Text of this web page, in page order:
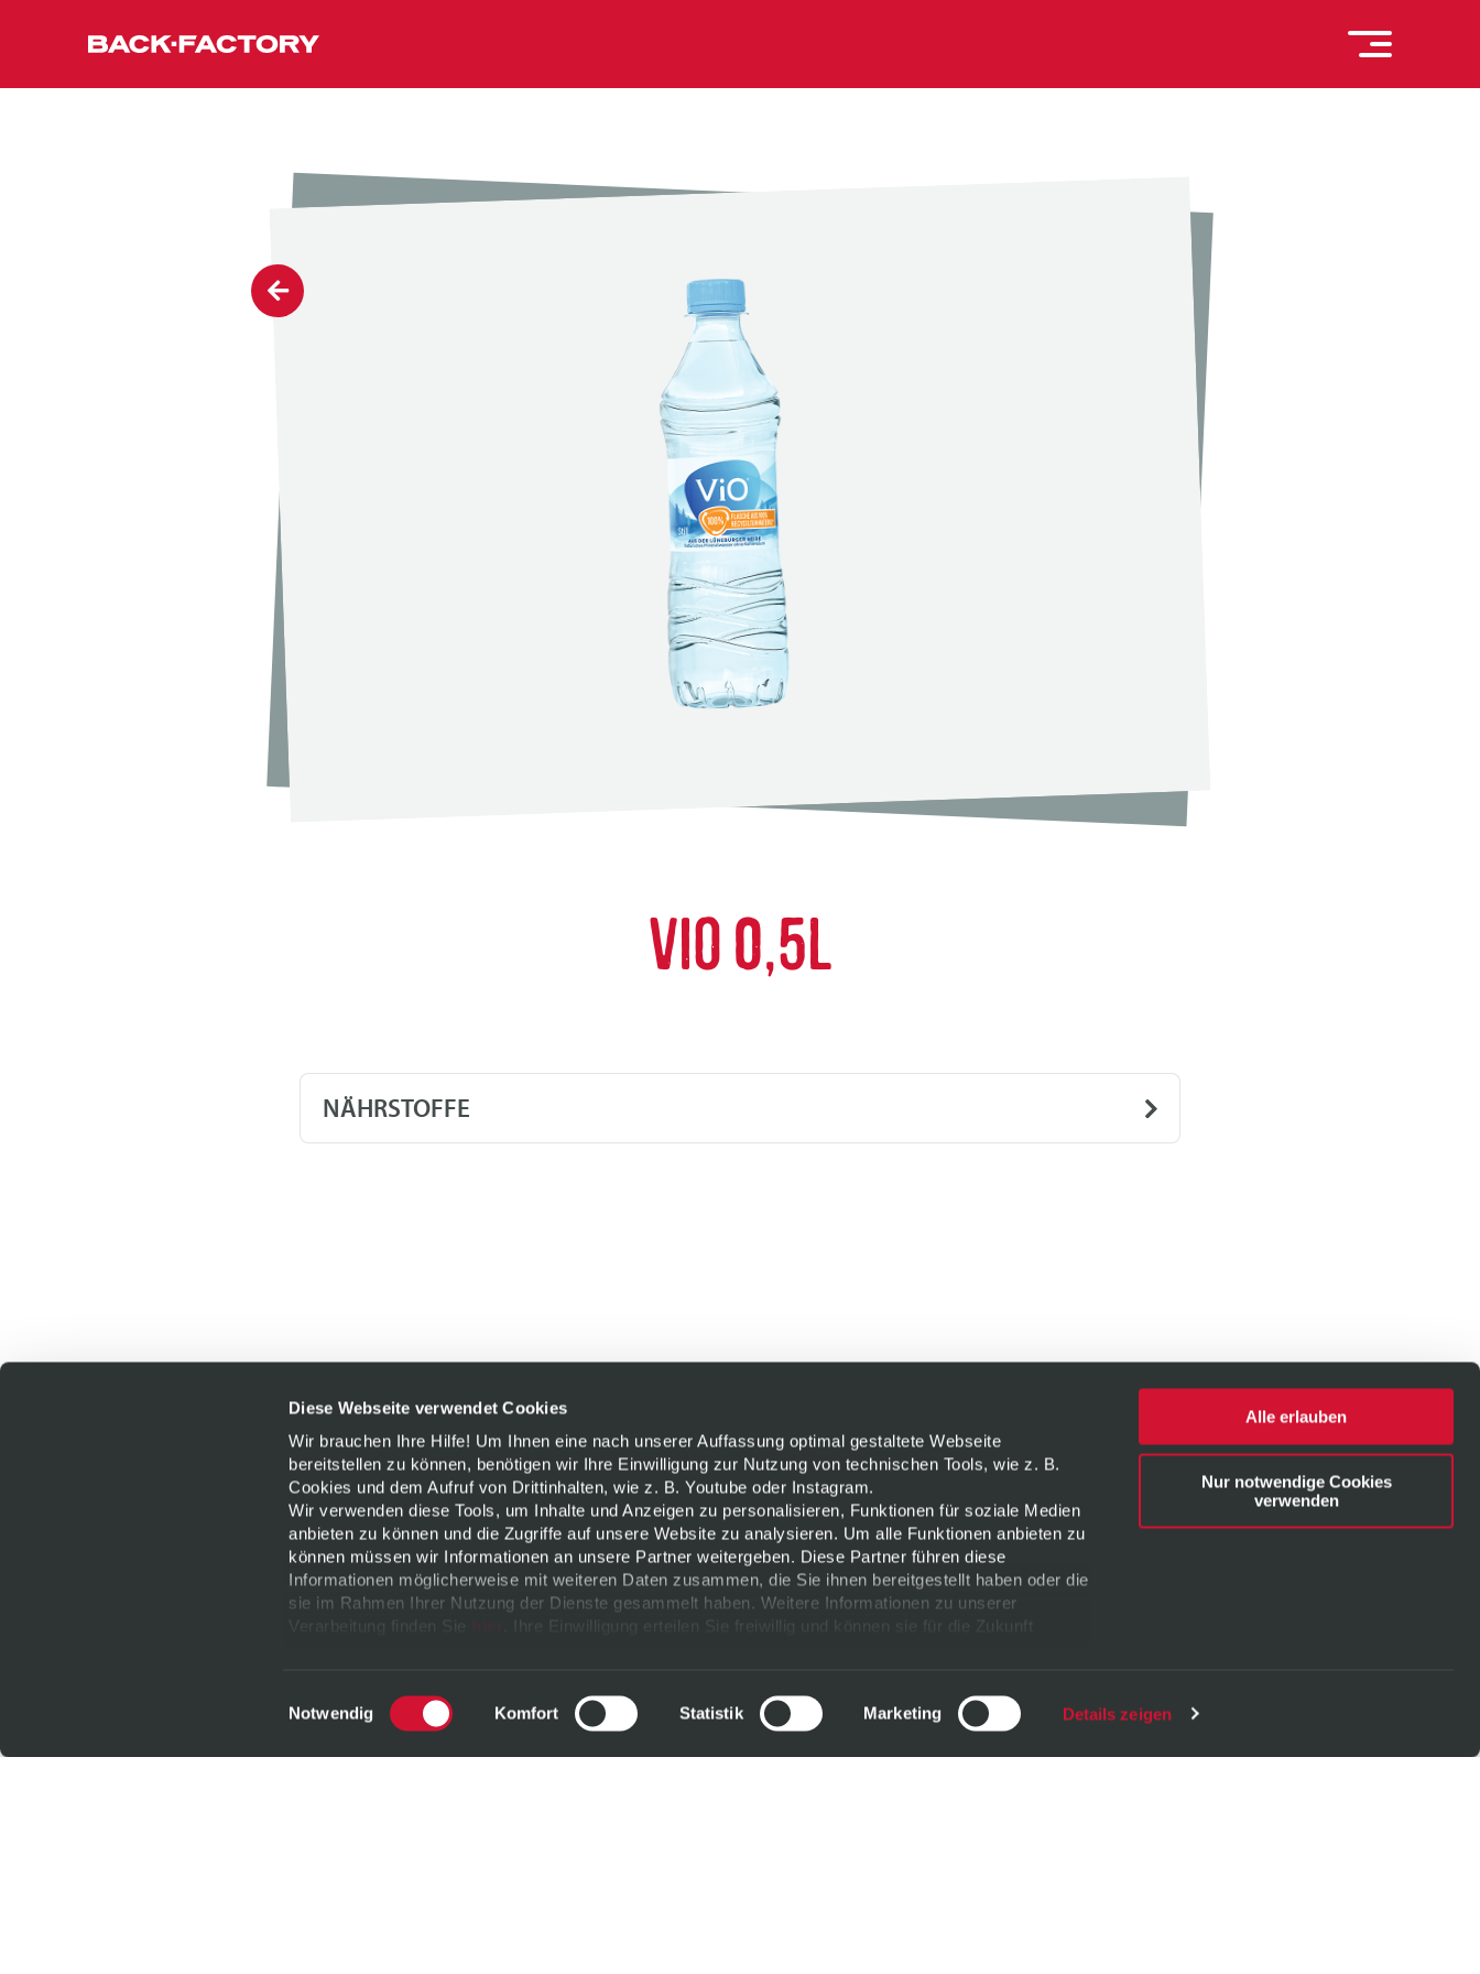
Diese Webseite verwendet Cookies
Wir brauchen Ihre Hilfe! Um Ihnen eine nach unserer Auffassung optimal gestaltete Webseite
bereitstellen zu können, benötigen wir Ihre Einwilligung zur Nutzung von technischen Tools, wie z. B.
Cookies und dem Aufruf von Drittinhalten, wie z. B. Youtube oder Instagram.
Wir verwenden diese Tools, um Inhalte und Anzeigen zu personalisieren, Funktionen für soziale Medien
anbieten zu können und die Zugriffe auf unsere Website zu analysieren. Um alle Funktionen anbieten zu
können müssen wir Informationen an unsere Partner weitergeben. Diese Partner führen diese
Informationen möglicherweise mit weiteren Daten zusammen, die Sie ihnen bereitgestellt haben oder die
sie im Rahmen Ihrer Nutzung der Dienste gesammelt haben. Weitere Informationen zu unserer
. Ihre Einwilligung erteilen Sie freiwillig und können sie für die Zukunft
Einwilligungsauswahl
Notwendig Komfort Statistik Marketing Details zeigen
Alle erlauben
Nur notwendige Cookies
verwenden
VIO 0,5L
NÄHRSTOFFE